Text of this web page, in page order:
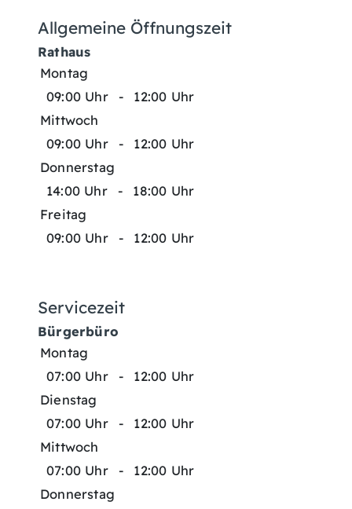
Allgemeine Öffnungszeit
Rathaus
Montag
09:00 Uhr
-
12:00 Uhr
Mittwoch
09:00 Uhr
-
12:00 Uhr
Donnerstag
14:00 Uhr
-
18:00 Uhr
Freitag
09:00 Uhr
- 12:00 Uhr
Servicezeit
Bürgerbüro
Montag
07:00 Uhr
-
12:00 Uhr
Dienstag
07:00 Uhr
-
12:00 Uhr
Mittwoch
07:00 Uhr
-
12:00 Uhr
Donnerstag